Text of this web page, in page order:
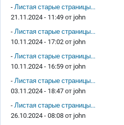
- Листая старые страницы...
21.11.2024 - 11:49 от john
- Листая старые страницы...
10.11.2024 - 17:02 от john
- Листая старые страницы...
10.11.2024 - 16:59 от john
- Листая старые страницы...
03.11.2024 - 18:47 от john
- Листая старые страницы...
26.10.2024 - 08:08 от john